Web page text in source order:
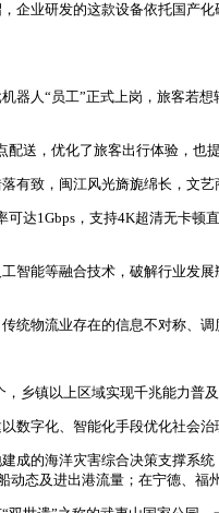
企业研发的这款设备依托国产
器人“员工”正式上岗，旅客若
送，优化了旅客出行体验，也
有致，闽江风光旖旎绵长，文
达1Gbps，支持4K超清无卡
智能等融合技术，破解行业发
统物流业存在的信息不对称、
乡镇以上区域实现千兆能力普
数字化、智能化手段优化社会
成的海洋灾害综合决策支撑系
动态及进出港流量；在宁德、